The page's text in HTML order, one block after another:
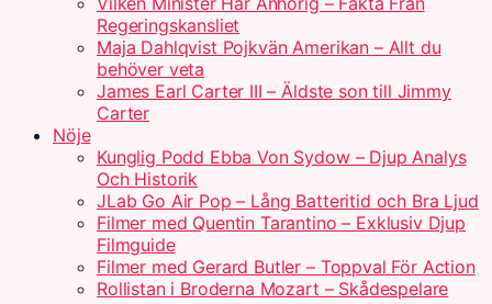
Regeringskansliet
Maja Dahlqvist Pojkvän Amerikan – Allt du
behöver veta
James Earl Carter III – Äldste son till Jimmy
Carter
Nöje
Kunglig Podd Ebba Von Sydow – Djup Analys
Och Historik
JLab Go Air Pop – Lång Batteritid och Bra Ljud
Filmer med Quentin Tarantino – Exklusiv Djup
Filmguide
Filmer med Gerard Butler – Toppval För Action
Rollistan i Broderna Mozart – Skådespelare